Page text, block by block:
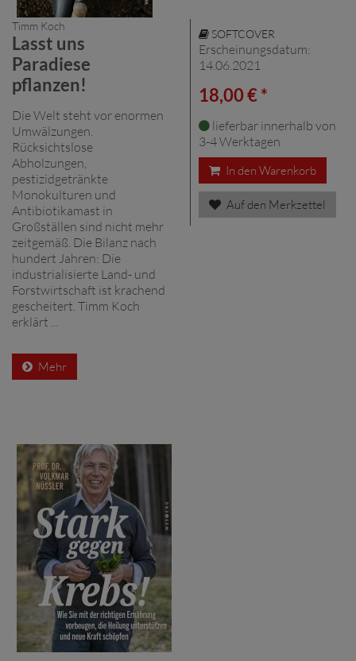
Timm Koch
Lasst uns
Paradiese
pflanzen!
Die Welt steht vor enormen
Umwälzungen.
Rücksichtslose
Abholzungen,
pestizidgetränkte
Monokulturen und
Antibiotikamast in
Großställen sind nicht mehr
zeitgemäß. Die Bilanz nach
hundert Jahren: Die
industrialisierte Land- und
Forstwirtschaft ist krachend
gescheitert. Timm Koch
erklärt ...
Mehr
SOFTCOVER
Erscheinungsdatum:
14.06.2021
18,00 € *
lieferbar innerhalb von
3-4 Werktagen
In den Warenkorb
Auf den Merkzettel